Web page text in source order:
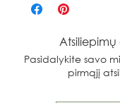
Pasidalykite savo
pirmąjį